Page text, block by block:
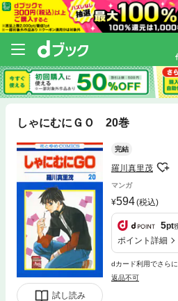
しゃにむにＧＯ 20巻
試し読み
完結
羅川真里茂
マンガ
594(税込)
5pt
ポイント詳細
dカード利用でさら
返品不可